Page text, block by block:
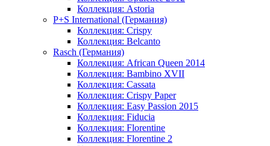
Коллекция: Astoria
P+S International (Германия)
Коллекция: Crispy
Коллекция: Belcanto
Rasch (Германия)
Коллекция: African Queen 2014
Коллекция: Bambino XVII
Коллекция: Cassata
Коллекция: Crispy Paper
Коллекция: Easy Passion 2015
Коллекция: Fiducia
Коллекция: Florentine
Коллекция: Florentine 2